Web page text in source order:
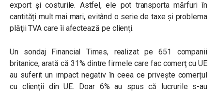
export şi costurile. Astfel, ele pot transporta mărfuri în
cantități mult mai mari, evitând o serie de taxe și problema
plăţii TVA care îi afectează pe clienţi.
Un sondaj Financial Times, realizat pe 651 companii
britanice, arată că 31% dintre firmele care fac comerţ cu UE
au suferit un impact negativ în ceea ce privește comerțul
cu clienţii din UE. Doar 6% au spus că lucrurile s-au